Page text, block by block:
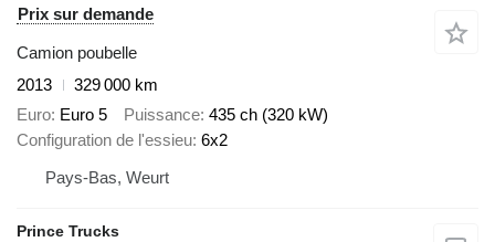
Prix sur demande
Camion poubelle
2013
329 000 km
Euro Euro 5 Puissance 435 ch (320 kW)
Configuration de l'essieu 6x2
Pays-Bas, Weurt
Prince Trucks